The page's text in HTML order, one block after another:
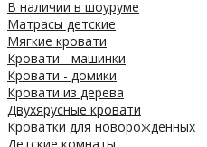
В наличии в шоуруме
Матрасы детские
Мягкие кровати
Кровати - машинки
Кровати - домики
Кровати из дерева
Двухярусные кровати
Кроватки для новорожденных